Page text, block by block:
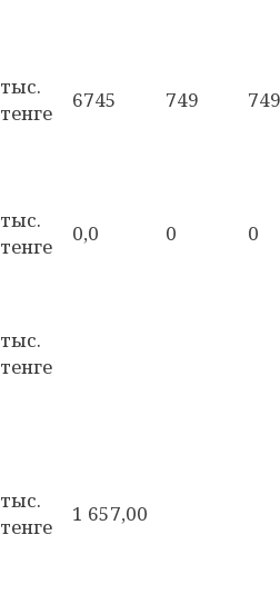
тыс.
тенге
6745 749 749
тыс.
тенге
0,0 0 0
тыс.
тенге
тыс.
тенге
1 657,00